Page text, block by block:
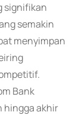
signifikan
semakin
menyimpan
Bank
hingga akhir